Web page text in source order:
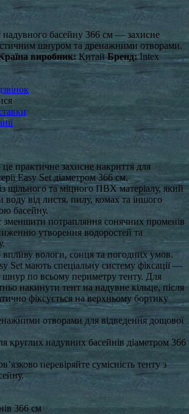
надувного басейну 366 см — захисне
шнуром та дренажними отворами.
виробник: Китай Бренд:Intex
практичне захисне накриття для
Easy Set діаметром 366 см.
щільного та міцного ПВХ матеріалу, який
воду від листя, пилу, комах та іншого
басейну.
зменшити потрапляння сонячних променів
утворення водоростей та
впливу вологи, сонця та погодних умов.
Set мають спеціальну систему фіксації —
по всьому периметру тенту. Для
накинути тент на надувне кільце, після
фіксується на верхньому бортику
отворами для відведення дощової
круглих надувних басейнів діаметром 366
перевіряйте сумісність тенту з
366 см